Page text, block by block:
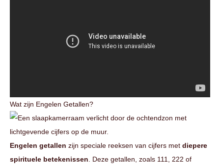
Wat zijn Engelen Getallen?
Engelen getallen zijn speciale reeksen van cijfers met diepere
spirituele betekenissen. Deze getallen, zoals 111, 222 of